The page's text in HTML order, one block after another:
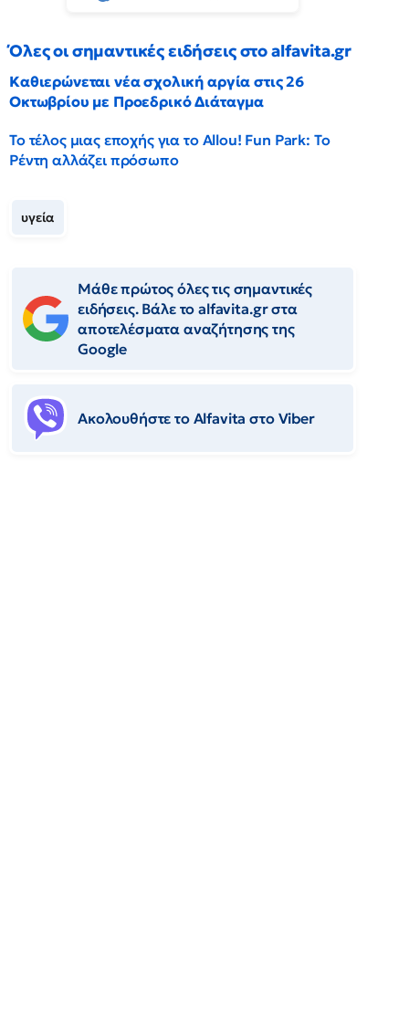
Όλες οι σημαντικές ειδήσεις στο alfavita.gr
Καθιερώνεται νέα σχολική αργία στις 26
Οκτωβρίου με Προεδρικό Διάταγμα
Το τέλος μιας εποχής για το Allou! Fun Park: Το
Ρέντη αλλάζει πρόσωπο
υγεία
Μάθε πρώτος όλες τις σημαντικές
ειδήσεις. Βάλε το alfavita.gr στα
αποτελέσματα αναζήτησης της
Google
Ακολουθήστε το Αlfavita στο Viber